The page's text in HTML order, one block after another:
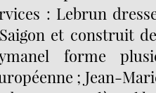
: Lebrun
et construit
forme
; Jean-